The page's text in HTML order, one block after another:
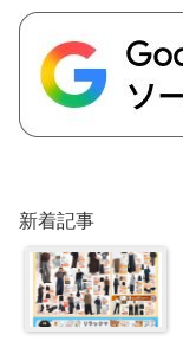
新着記事